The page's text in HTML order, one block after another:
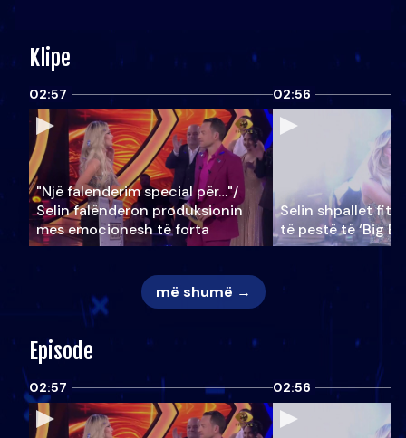
Klipe
02:57
"Një falenderim special për…"/
Selin falënderon produksionin
mes emocionesh të forta
02:56
Selin shpallet
të pestë të ‘Big
më shumë →
Episode
02:57 02:56